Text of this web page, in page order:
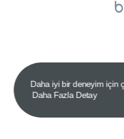
Daha iyi bir deneyim için
Daha Fazla Detay